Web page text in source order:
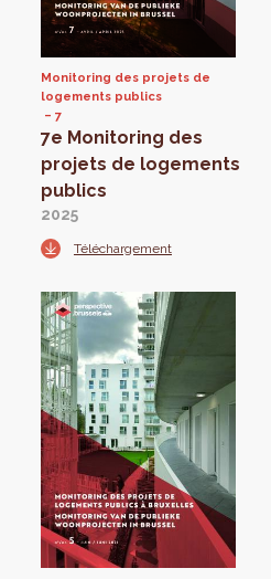
Monitoring des projets de
logements publics
7
7e Monitoring des
projets de logements
publics
2025
Téléchargement